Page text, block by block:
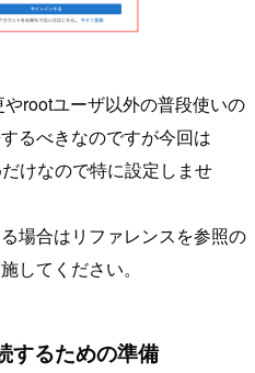
rootユーザ以外の普段使いの
るべきなのですが今回は
けなので特に設定しませ
場合はリファレンスを参照の
してください。
するための準備